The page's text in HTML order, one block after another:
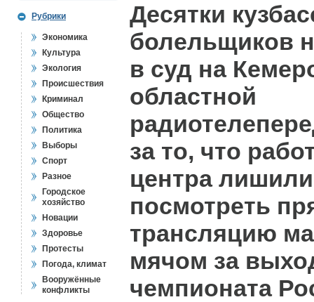
Рубрики
Экономика
Культура
Экология
Происшествия
Криминал
Общество
Политика
Выборы
Спорт
Разное
Городское
хозяйство
Новации
Здоровье
Протесты
Погода, климат
Вооружённые
конфликты
Десятки
болельщиков
в суд на
областной
за то, что
центра
посмотреть
трансляцию
мячом за
чемпионата